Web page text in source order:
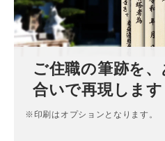
ご住職の筆跡を
合いで再現します
※印刷はオプションとなります